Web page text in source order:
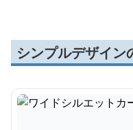
シンプルデザイン